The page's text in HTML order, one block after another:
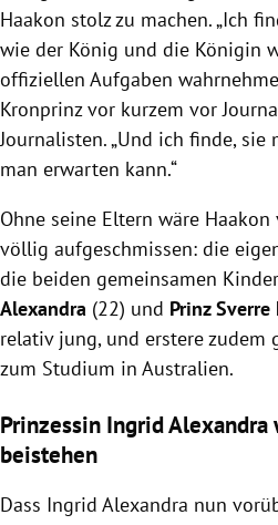
Haakon stolz zu machen. „Ich
wie der König und die Königin
offiziellen Aufgaben
Kronprinz vor kurzem vor
Journalisten. „Und ich finde, sie
man erwarten kann.“
Ohne seine Eltern wäre
völlig aufgeschmissen: die
die beiden gemeinsamen
Alexandra (22) und Prinz Sverre
relativ jung, und erstere zudem
zum Studium in Australien.
Prinzessin Ingrid
beistehen
Dass Ingrid Alexandra nun